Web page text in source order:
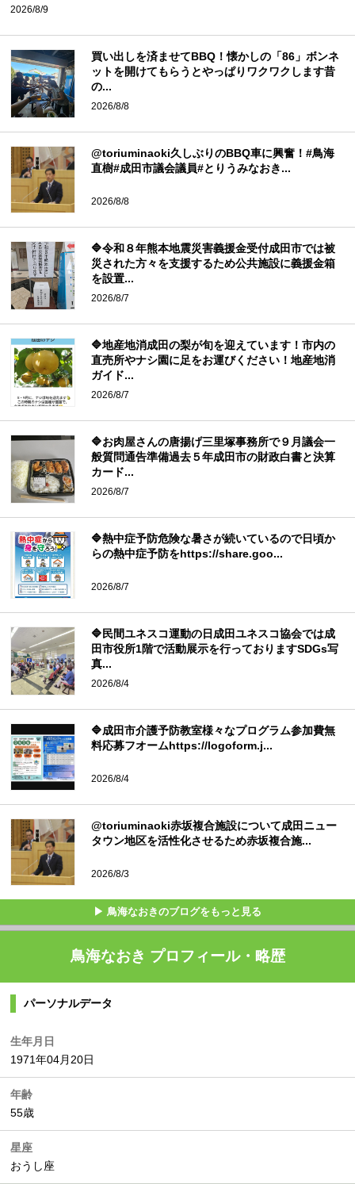
2026/8/9
買い出しを済ませてBBQ！懐かしの「86」ボンネ
ットを開けてもらうとやっぱりワクワクします昔
の...
2026/8/8
@toriuminaoki久しぶりのBBQ車に興奮！#鳥海
直樹#成田市議会議員#とりうみなおき...
2026/8/8
🔷令和８年熊本地震災害義援金受付成田市では被
災された方々を支援するため公共施設に義援金箱
を設置...
2026/8/7
🔷地産地消成田の梨が旬を迎えています！市内の
直売所やナシ園に足をお運びください！地産地消
ガイド...
2026/8/7
🔷お肉屋さんの唐揚げ三里塚事務所で９月議会一
般質問通告準備過去５年成田市の財政白書と決算
カード...
2026/8/7
🔷熱中症予防危険な暑さが続いているので日頃か
らの熱中症予防をhttps://share.goo...
2026/8/7
🔷民間ユネスコ運動の日成田ユネスコ協会では成
田市役所1階で活動展示を行っておりますSDGs写
真...
2026/8/4
🔷成田市介護予防教室様々なプログラム参加費無
料応募フオームhttps://logoform.j...
2026/8/4
@toriuminaoki赤坂複合施設について成田ニュー
タウン地区を活性化させるため赤坂複合施...
2026/8/3
▶ 鳥海なおきのブログをもっと見る
鳥海なおき プロフィール・略歴
パーソナルデータ
生年月日
1971年04月20日
年齢
55歳
星座
おうし座